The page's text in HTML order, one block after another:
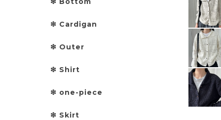
❇︎ Cardigan
❇︎ Outer
❇︎ Shirt
❇︎ one-piece
❇︎ Skirt